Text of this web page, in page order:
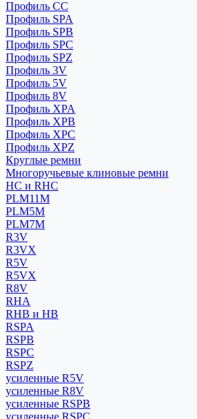
Профиль CC
Профиль SPA
Профиль SPB
Профиль SPC
Профиль SPZ
Профиль 3V
Профиль 5V
Профиль 8V
Профиль XPA
Профиль XPB
Профиль XPC
Профиль XPZ
Круглые ремни
Многоручьевые клиновые ремни
HC и RHC
PLM11M
PLM5M
PLM7M
R3V
R3VX
R5V
R5VX
R8V
RHA
RHB и HB
RSPA
RSPB
RSPC
RSPZ
усиленные R5V
усиленные R8V
усиленные RSPB
усиленные RSPC